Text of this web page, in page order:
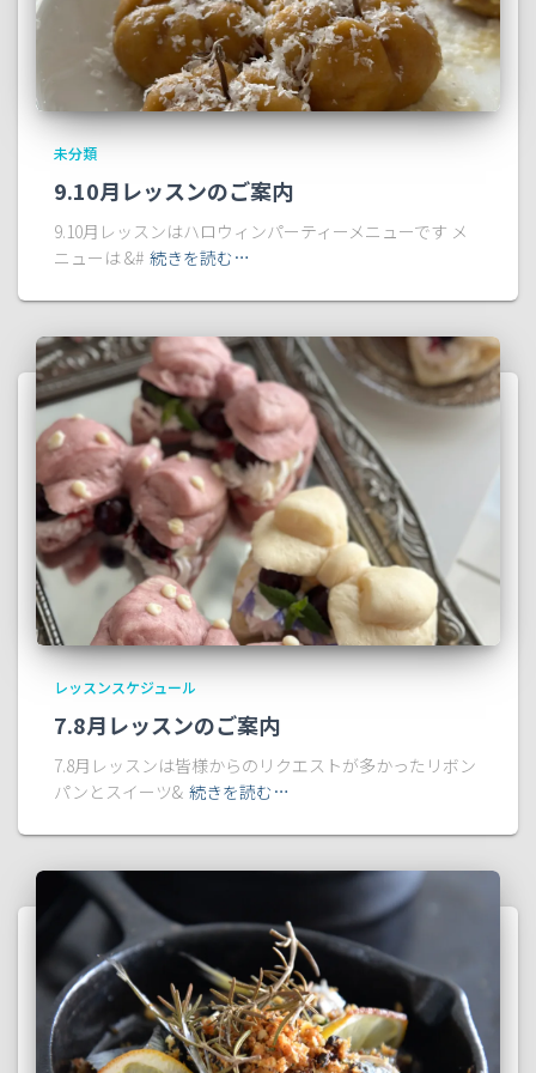
未分類
9.10月レッスンのご案内
9.10月レッスンはハロウィンパーティーメニューです メ
ニューは &# 続きを読む…
レッスンスケジュール
7.8月レッスンのご案内
7.8月レッスンは皆様からのリクエストが多かったリボン
パンとスイーツ& 続きを読む…